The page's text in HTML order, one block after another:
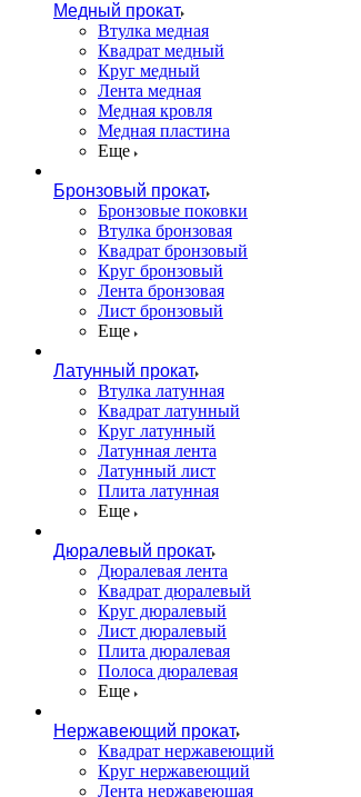
Медный прокат
Втулка медная
Квадрат медный
Круг медный
Лента медная
Медная кровля
Медная пластина
Еще
Бронзовый прокат
Бронзовые поковки
Втулка бронзовая
Квадрат бронзовый
Круг бронзовый
Лента бронзовая
Лист бронзовый
Еще
Латунный прокат
Втулка латунная
Квадрат латунный
Круг латунный
Латунная лента
Латунный лист
Плита латунная
Еще
Дюралевый прокат
Дюралевая лента
Квадрат дюралевый
Круг дюралевый
Лист дюралевый
Плита дюралевая
Полоса дюралевая
Еще
Нержавеющий прокат
Квадрат нержавеющий
Круг нержавеющий
Лента нержавеющая